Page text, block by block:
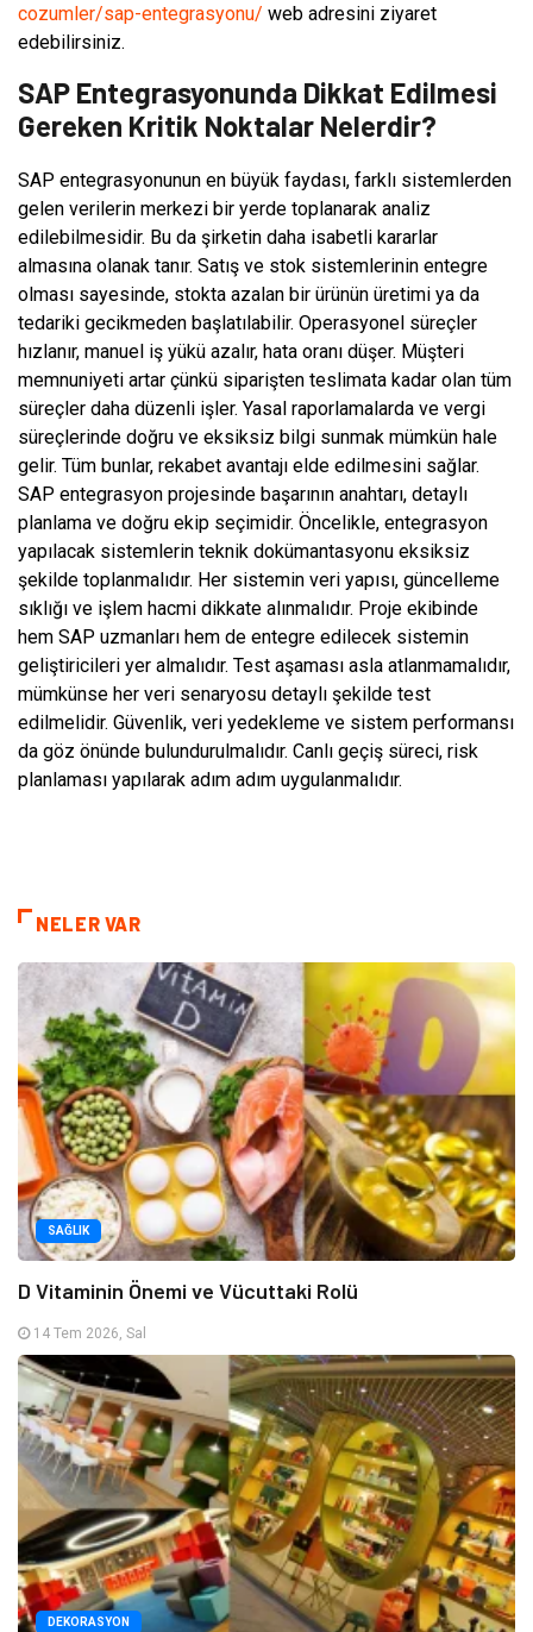
cozumler/sap-entegrasyonu/ web adresini ziyaret
edebilirsiniz.
SAP Entegrasyonunda Dikkat Edilmesi
Gereken Kritik Noktalar Nelerdir?
SAP entegrasyonunun en büyük faydası, farklı sistemlerden
gelen verilerin merkezi bir yerde toplanarak analiz
edilebilmesidir. Bu da şirketin daha isabetli kararlar
almasına olanak tanır. Satış ve stok sistemlerinin entegre
olması sayesinde, stokta azalan bir ürünün üretimi ya da
tedariki gecikmeden başlatılabilir. Operasyonel süreçler
hızlanır, manuel iş yükü azalır, hata oranı düşer. Müşteri
memnuniyeti artar çünkü siparişten teslimata kadar olan tüm
süreçler daha düzenli işler. Yasal raporlamalarda ve vergi
süreçlerinde doğru ve eksiksiz bilgi sunmak mümkün hale
gelir. Tüm bunlar, rekabet avantajı elde edilmesini sağlar.
SAP entegrasyon projesinde başarının anahtarı, detaylı
planlama ve doğru ekip seçimidir. Öncelikle, entegrasyon
yapılacak sistemlerin teknik dokümantasyonu eksiksiz
şekilde toplanmalıdır. Her sistemin veri yapısı, güncelleme
sıklığı ve işlem hacmi dikkate alınmalıdır. Proje ekibinde
hem SAP uzmanları hem de entegre edilecek sistemin
geliştiricileri yer almalıdır. Test aşaması asla atlanmamalıdır,
mümkünse her veri senaryosu detaylı şekilde test
edilmelidir. Güvenlik, veri yedekleme ve sistem performansı
da göz önünde bulundurulmalıdır. Canlı geçiş süreci, risk
planlaması yapılarak adım adım uygulanmalıdır.
NELER VAR
SAĞLIK
D Vitaminin Önemi ve Vücuttaki Rolü
14 Tem 2026, Sal
DEKORASYON